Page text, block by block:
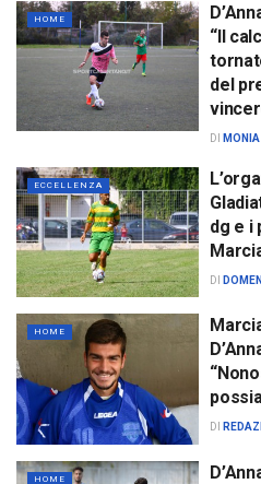
HOME
“Il
del
DI
ECCELLENZA
dg e i
DI
HOME
DI
HOME